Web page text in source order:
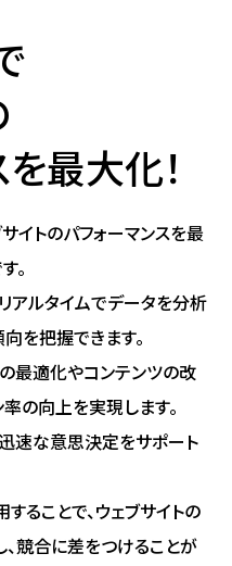
を最大化！
イトのパフォーマンスを最
。
アルタイムでデータを分析
を把握できます。
最適化やコンテンツの改
の向上を実現します。
速な意思決定をサポート
ることで、ウェブサイトの
競合に差をつけることが